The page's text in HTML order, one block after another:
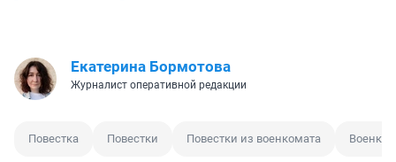
Екатерина Бормотова
Журналист оперативной редакции
Повестка Повестки Повестки из военкомата